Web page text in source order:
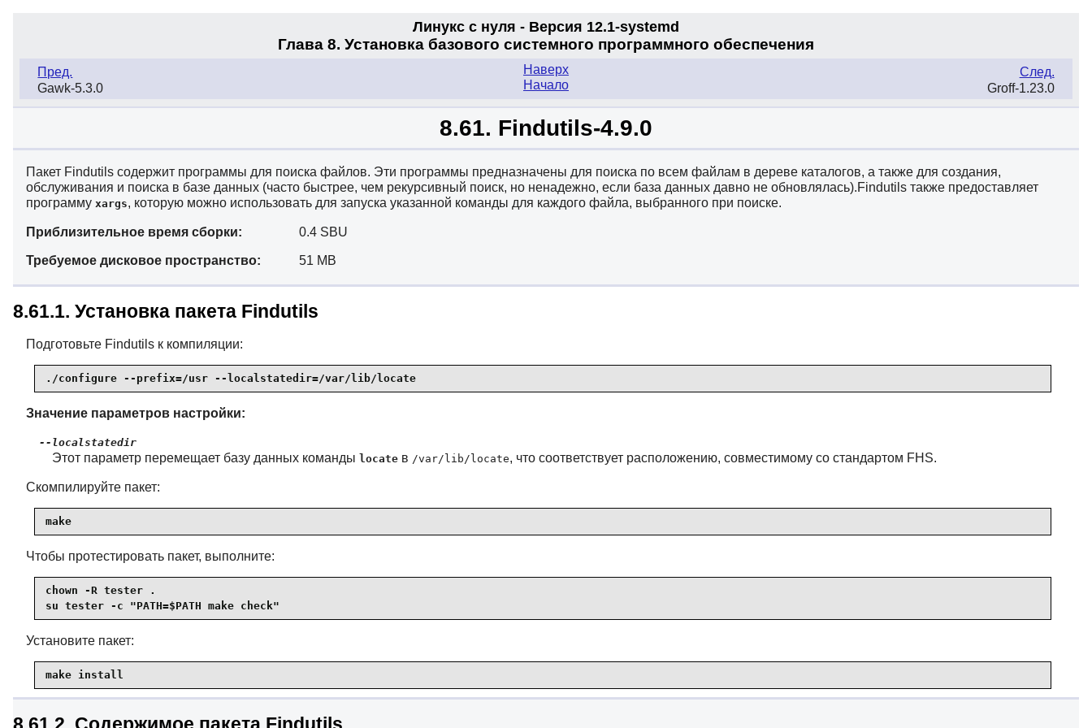
Линукс с нуля - Версия 12.1-systemd
Глава 8. Установка базового системного программного обеспечения
Пред.
Gawk-5.3.0
След.
Groff-1.23.0
Наверх
Начало
8.61. Findutils-4.9.0
Пакет Findutils содержит программы для поиска файлов. Эти программы предназначены для поиска по всем файлам в дереве каталогов, а также для создания,
обслуживания и поиска в базе данных (часто быстрее, чем рекурсивный поиск, но ненадежно, если база данных давно не обновлялась).Findutils также предоставляет
программу xargs, которую можно использовать для запуска указанной команды для каждого файла, выбранного при поиске.
Приблизительное время сборки: 0.4 SBU
Требуемое дисковое пространство: 51 MB
8.61.1. Установка пакета Findutils
Подготовьте Findutils к компиляции:
./configure --prefix=/usr --localstatedir=/var/lib/locate
Значение параметров настройки:
--localstatedir
Этот параметр перемещает базу данных команды locate в /var/lib/locate, что соответствует расположению, совместимому со стандартом FHS.
Скомпилируйте пакет:
make
Чтобы протестировать пакет, выполните:
chown -R tester .
su tester -c "PATH=$PATH make check"
Установите пакет:
make install